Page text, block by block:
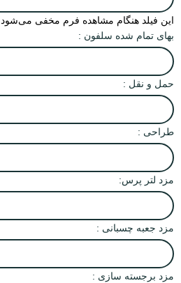
این فیلد هنگام مشاهده فرم مخفی می‌شود
بهای تمام شده سلفون :
حمل و نقل :
طراحی :
مزد لتر پرس:
مزد جعبه چسبانی :
مزد برجسته سازی :